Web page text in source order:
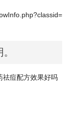
祛痘配方效果好吗